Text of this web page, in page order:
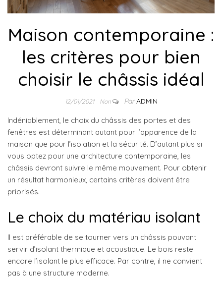
Maison contemporaine :
les critères pour bien
choisir le châssis idéal
12/01/2021 Non ParADMIN
Indéniablement, le choix du châssis des portes et des
fenêtres est déterminant autant pour l’apparence de la
maison que pour l’isolation et la sécurité. D’autant plus si
vous optez pour une architecture contemporaine, les
châssis devront suivre le même mouvement. Pour obtenir
un résultat harmonieux, certains critères doivent être
priorisés.
Le choix du matériau isolant
Il est préférable de se tourner vers un châssis pouvant
servir d’isolant thermique et acoustique. Le bois reste
encore l’isolant le plus efficace. Par contre, il ne convient
pas à une structure moderne.